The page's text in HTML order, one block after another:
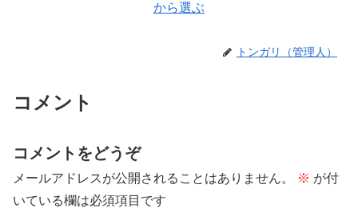
から選ぶ
トンガリ（管理人）
コメント
コメントをどうぞ
メールアドレスが公開されることはありません。 ※ が付
いている欄は必須項目です